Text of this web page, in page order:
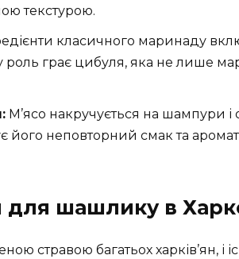
текстурою.
класичного маринаду
роль грає цибуля, яка не лише
М’ясо накручується на шампури і
його неповторний смак та
для шашлику в
стравою багатьох харків’ян, і